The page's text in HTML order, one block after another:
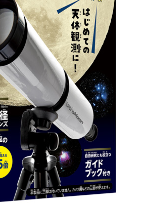
ニティ
かる
イト
イト
例
支援
イト
サイト